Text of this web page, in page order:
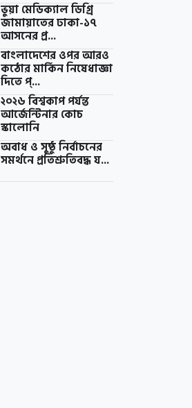
ভুয়া মেডিক্যাল ডিগ্রি
জামায়াতের ঢাকা-১৭
আসনের প্র...
বাংলাদেশের ওপর আরও
কঠোর মার্কিন নিষেধাজ্ঞা
দিতে প্...
২০২৬ বিশ্বকাপ পর্যন্ত
আর্জেন্টিনার কোচ
স্কালোনি
অবাধ ও সুষ্ঠু নির্বাচনের
সমর্থনে প্রতিশ্রুতিবদ্ধ য...